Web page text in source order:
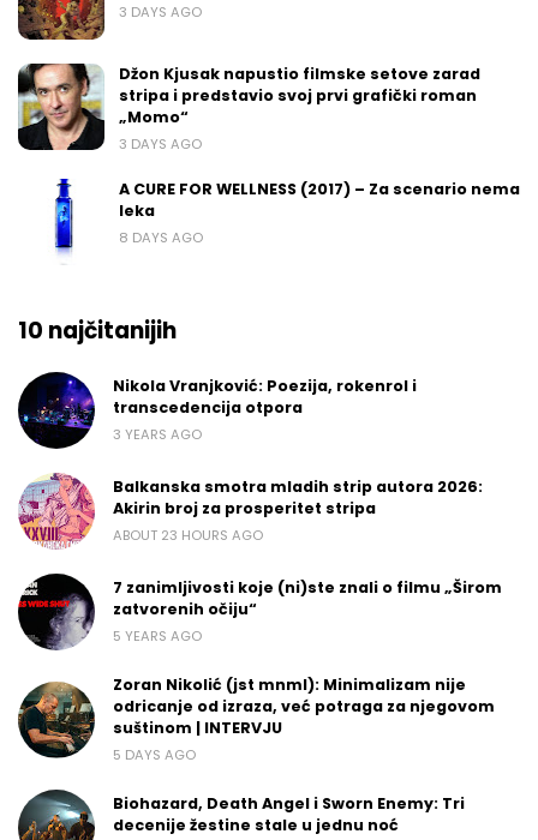
3 DAYS AGO
Džon Kjusak napustio filmske setove zarad
stripa i predstavio svoj prvi grafički roman
„Momo“
3 DAYS AGO
A CURE FOR WELLNESS (2017) – Za scenario nema
leka
8 DAYS AGO
10 najčitanijih
Nikola Vranjković: Poezija, rokenrol i
transcedencija otpora
3 YEARS AGO
Balkanska smotra mladih strip autora 2026:
Akirin broj za prosperitet stripa
ABOUT 23 HOURS AGO
7 zanimljivosti koje (ni)ste znali o filmu „Širom
zatvorenih očiju“
5 YEARS AGO
Zoran Nikolić (jst mnml): Minimalizam nije
odricanje od izraza, već potraga za njegovom
suštinom | INTERVJU
5 DAYS AGO
Biohazard, Death Angel i Sworn Enemy: Tri
decenije žestine stale u jednu noć